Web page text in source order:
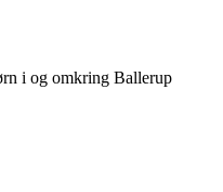
i og omkring Ballerup